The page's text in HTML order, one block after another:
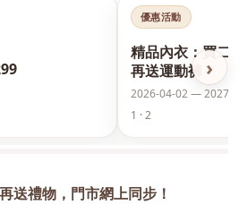
›
優惠活動
精品內衣：買二
再送運動褲
2026-04-02 — 2027-
1 · 2
送禮物，門市網上同步！